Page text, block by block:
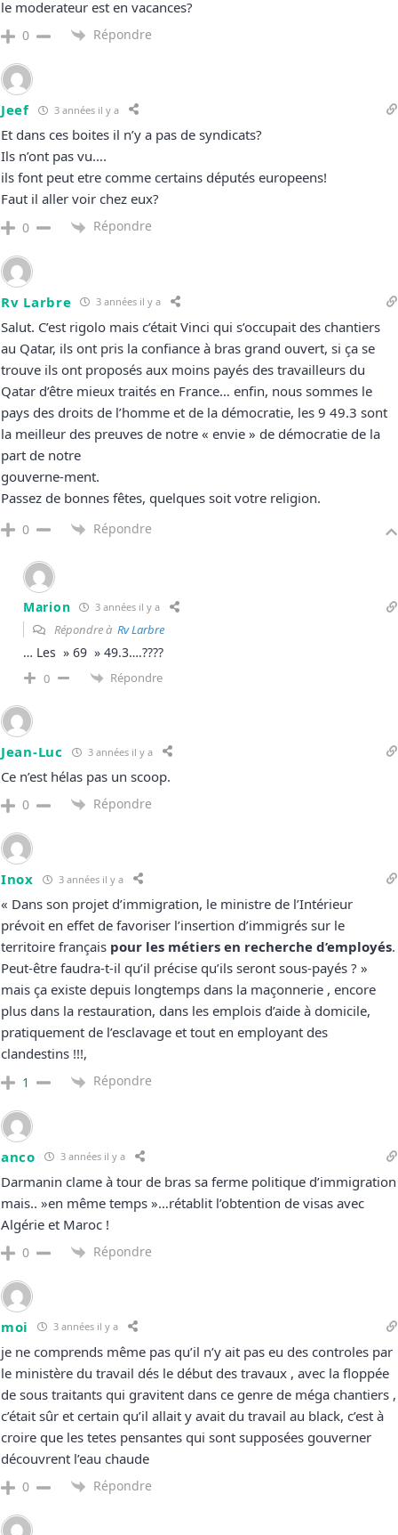
le moderateur est en vacances?
0 Répondre
Jeef 3 années il y a
Et dans ces boites il n’y a pas de syndicats?
Ils n’ont pas vu….
ils font peut etre comme certains députés europeens!
Faut il aller voir chez eux?
0 Répondre
Rv Larbre 3 années il y a
Salut. C’est rigolo mais c’était Vinci qui s’occupait des chantiers
au Qatar, ils ont pris la confiance à bras grand ouvert, si ça se
trouve ils ont proposés aux moins payés des travailleurs du
Qatar d’être mieux traités en France… enfin, nous sommes le
pays des droits de l’homme et de la démocratie, les 9 49.3 sont
la meilleur des preuves de notre « envie » de démocratie de la
part de notre
gouverne-ment.
Passez de bonnes fêtes, quelques soit votre religion.
0 Répondre
Marion 3 années il y a
Répondre à Rv Larbre
… Les » 69 » 49.3….????
0 Répondre
Jean-Luc 3 années il y a
Ce n’est hélas pas un scoop.
0 Répondre
Inox 3 années il y a
« Dans son projet d’immigration, le ministre de l’Intérieur
prévoit en effet de favoriser l’insertion d’immigrés sur le
territoire français pour les métiers en recherche d’employés.
Peut-être faudra-t-il qu’il précise qu’ils seront sous-payés ? »
mais ça existe depuis longtemps dans la maçonnerie , encore
plus dans la restauration, dans les emplois d’aide à domicile,
pratiquement de l’esclavage et tout en employant des
clandestins !!!,
1 Répondre
anco 3 années il y a
Darmanin clame à tour de bras sa ferme politique d’immigration
mais.. »en même temps »…rétablit l’obtention de visas avec
Algérie et Maroc !
0 Répondre
moi 3 années il y a
je ne comprends même pas qu’il n’y ait pas eu des controles par
le ministère du travail dés le début des travaux , avec la floppée
de sous traitants qui gravitent dans ce genre de méga chantiers ,
c’était sûr et certain qu’il allait y avait du travail au black, c’est à
croire que les tetes pensantes qui sont supposées gouverner
découvrent l’eau chaude
0 Répondre